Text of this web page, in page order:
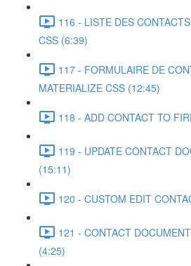
116 - LISTE DES
CSS (6:39)
117 - FORMULAIRE DE
MATERIALIZE CSS (12:45)
118 - ADD CONTACT TO
119 - UPDATE CONTACT
(15:11)
120 - CUSTOM EDIT
121 - CONTACT
(4:25)